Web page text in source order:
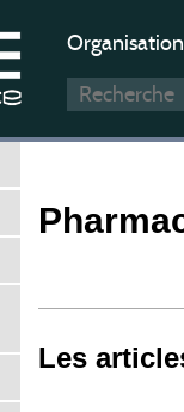
Organisation
Les